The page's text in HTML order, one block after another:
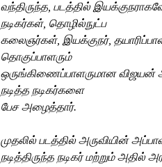
வந்திருந்த படத்தில்
நடிகர்கள், தொழில்நுட்ப
கலைஞர்கள், இயக்குநர்,
தொகுப்பாளரும்
ஒருங்கிணைப்பாளருமான விஜயன்
நடித்த நடிகர்களை
பேச அழைத்தார்.
முதலில் படத்தில் அருவியின்
நடித்திருந்த நடிகர் மற்றும் அதில்